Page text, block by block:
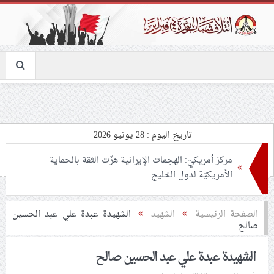
تاريخ اليوم : 28 يونيو 2026
مركز أمريكيّ: الهجمات الإيرانية هزّت الثقة بالحماية
الأمريكيّة لدول الخليج
التحليل السياسيّ (8): ماذا سيقول الطاغية حمد في نهاية
موسم عاشوراء؟.. شعب البحرين يرسم معادلة النصر على
الأرض: «مثلي لا يبايع مثله»
نسائيّة ائتلاف 14 فبراير: اعتقال «الأستاذة فاطمة هارون»
يأتي في سياق الحرب على شيعة البحرين
الصفحة الرئيسية الشهید الشهيدة عبدة علي عبد الحسين
صالح
الشهيدة عبدة علي عبد الحسين صالح